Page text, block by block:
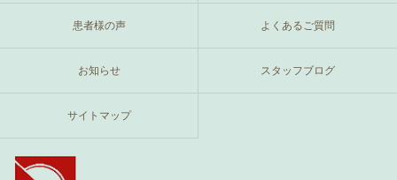
患者様の声 よくあるご質問
お知らせ スタッフブログ
サイトマップ